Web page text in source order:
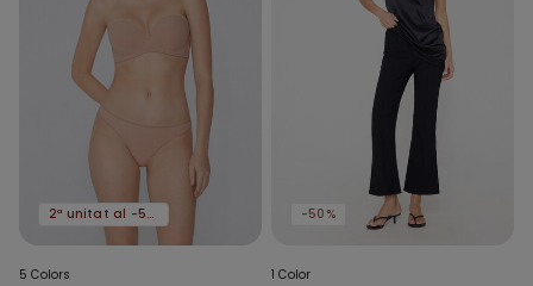
2ª unitat al -50%
5 Colors
-50%
1 Color